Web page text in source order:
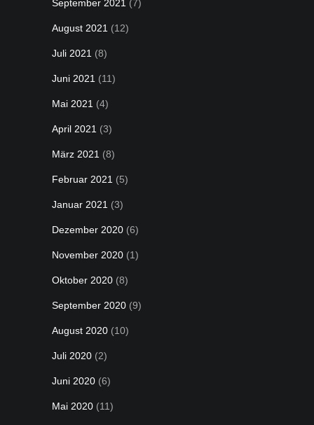
September 2021 (7)
August 2021 (12)
Juli 2021 (8)
Juni 2021 (11)
Mai 2021 (4)
April 2021 (3)
März 2021 (8)
Februar 2021 (5)
Januar 2021 (3)
Dezember 2020 (6)
November 2020 (1)
Oktober 2020 (8)
September 2020 (9)
August 2020 (10)
Juli 2020 (2)
Juni 2020 (6)
Mai 2020 (11)